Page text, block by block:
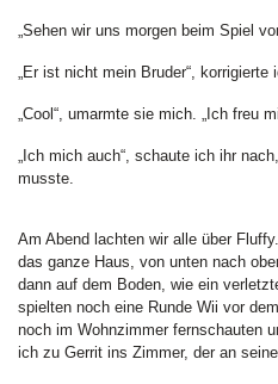
„Sehen wir uns morgen beim Spiel
„Er ist nicht mein Bruder“, korrigierte
„Cool“, umarmte sie mich. „Ich freu
„Ich mich auch“, schaute ich ihr
musste.
Am Abend lachten wir alle über
das ganze Haus, von unten nach
dann auf dem Boden, wie ein
spielten noch eine Runde Wii vor
noch im Wohnzimmer fernschauten
ich zu Gerrit ins Zimmer, der an